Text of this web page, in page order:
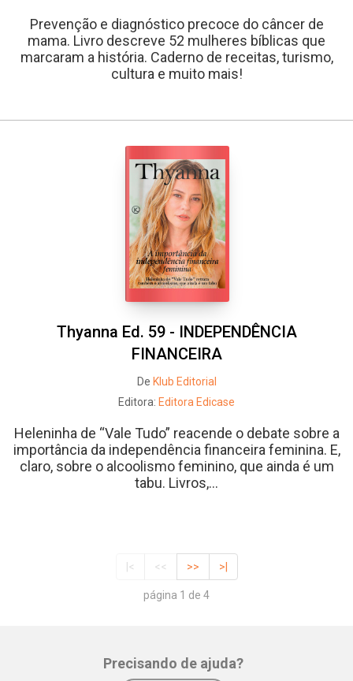
Prevenção e diagnóstico precoce do câncer de
mama. Livro descreve 52 mulheres bíblicas que
marcaram a história. Caderno de receitas, turismo,
cultura e muito mais!
Thyanna Ed. 59 - INDEPENDÊNCIA
FINANCEIRA
De Klub Editorial
Editora: Editora Edicase
Heleninha de “Vale Tudo” reacende o debate sobre a
importância da independência financeira feminina. E,
claro, sobre o alcoolismo feminino, que ainda é um
tabu. Livros,...
|< << >> >|
página 1 de 4
Precisando de ajuda?